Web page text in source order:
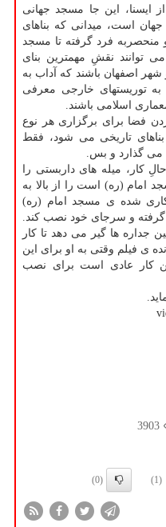
این جا مسجد جهانی
است، میدانی كه بناهای
فرد گرفته تا مسجد
توانند نقشِ مهمترین بنای
اصفهان باشند كه آداب به
به توریستهای خارجی معرفی
اسلامی باشند.
فضا برای برگزاری هر نوع
تاریخی می شود، فقط
می گذارد و بس.
كار، میله های داربستی را
(ره) است را از بالا به
شده ی مسجد امام (ره)
گرفته و سرجای خود نصب كند.
جداره ها گیر می دهد تا كار
ی فیلم وقتی به او برای این
كار عادی است برای نصب
3903
(1)
(0)